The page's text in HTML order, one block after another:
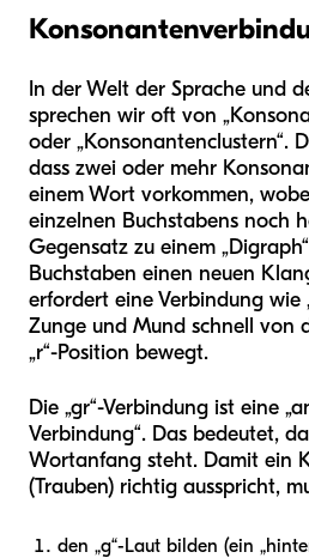
In der Welt der Sprache und
sprechen wir oft von
oder „Konsonantenclustern“.
dass zwei oder mehr
einem Wort vorkommen,
einzelnen Buchstabens noch
Gegensatz zu einem
Buchstaben einen neuen
erfordert eine Verbindung wie
Zunge und Mund schnell von
„r“-Position bewegt.
Die „gr“-Verbindung ist eine
Verbindung“. Das bedeutet,
Wortanfang steht. Damit ein
(Trauben) richtig ausspricht,
den „g“-Laut bilden (ein